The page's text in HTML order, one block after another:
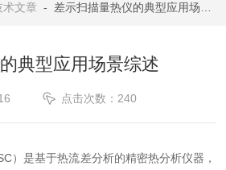
术文章 - 差示扫描量热仪的典型应用场景综述
典型应用场景综述
点击次数：240
）是基于热流差分析的精密热分析仪器，